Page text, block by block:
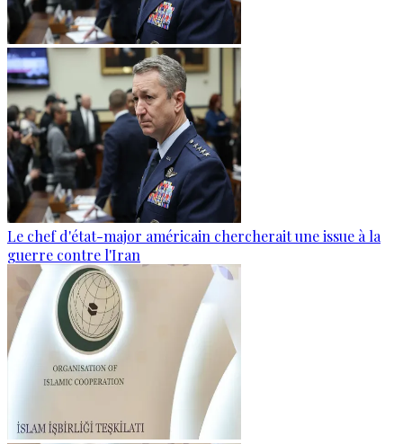
Le chef d'état-major américain chercherait une issue à la
guerre contre l'Iran